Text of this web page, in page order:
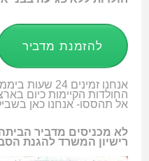
להזמנת מדביר
אנחנו זמינים
החולדות הקיימות כיום
אל תהססו- אנחנו כאן
לא מכניסים מדביר
רישיון המשרד להגנת